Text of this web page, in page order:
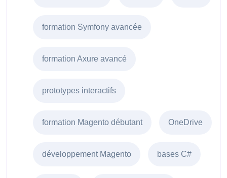
formation Symfony avancée
formation Axure avancé
prototypes interactifs
formation Magento débutant OneDrive
développement Magento bases C#